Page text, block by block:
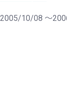
10/08 ～